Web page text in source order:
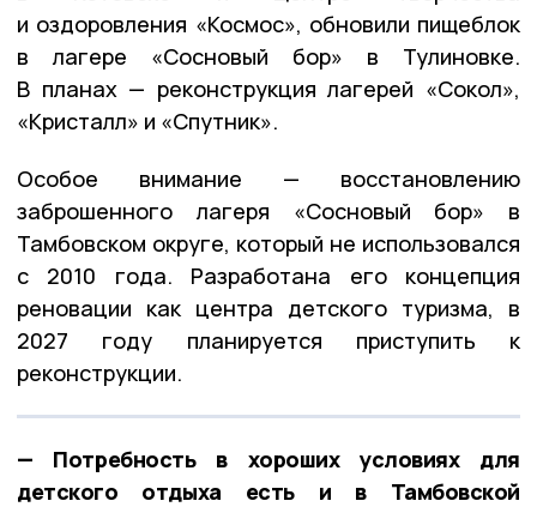
и оздоровления «Космос», обновили пищеблок
в лагере «Сосновый бор» в Тулиновке.
В планах — реконструкция лагерей «Сокол»,
«Кристалл» и «Спутник».
Особое внимание — восстановлению
заброшенного лагеря «Сосновый бор» в
Тамбовском округе, который не использовался
с 2010 года. Разработана его концепция
реновации как центра детского туризма, в
2027 году планируется приступить к
реконструкции.
— Потребность в хороших условиях для
детского отдыха есть и в Тамбовской